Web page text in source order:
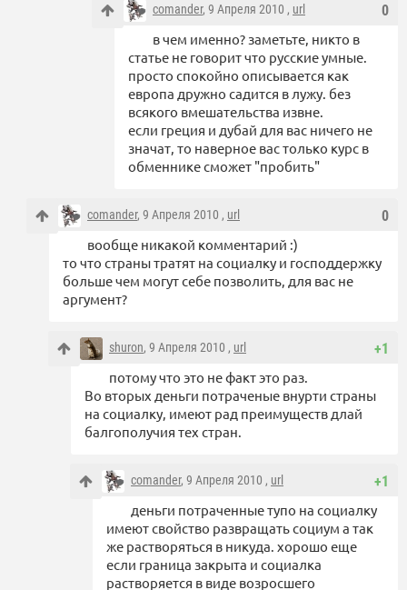
0
comander, 9 Апреля 2010 , url
в чем именно? заметьте, никто в
статье не говорит что русские умные.
просто спокойно описывается как
европа дружно садится в лужу. без
всякого вмешательства извне.
если греция и дубай для вас ничего не
значат, то наверное вас только курс в
обменнике сможет "пробить"
0
comander, 9 Апреля 2010 , url
вообще никакой комментарий :)
то что страны тратят на социалку и господдержку
больше чем могут себе позволить, для вас не
аргумент?
+1
shuron, 9 Апреля 2010 , url
потому что это не факт это раз.
Во вторых деньги потраченые внурти страны
на социалку, имеют рад преимуществ длай
балгополучия тех стран.
+1
comander, 9 Апреля 2010 , url
деньги потраченные тупо на социалку
имеют свойство развращать социум а так
же растворяться в никуда. хорошо еще
если граница закрыта и социалка
растворяется в виде возросшего